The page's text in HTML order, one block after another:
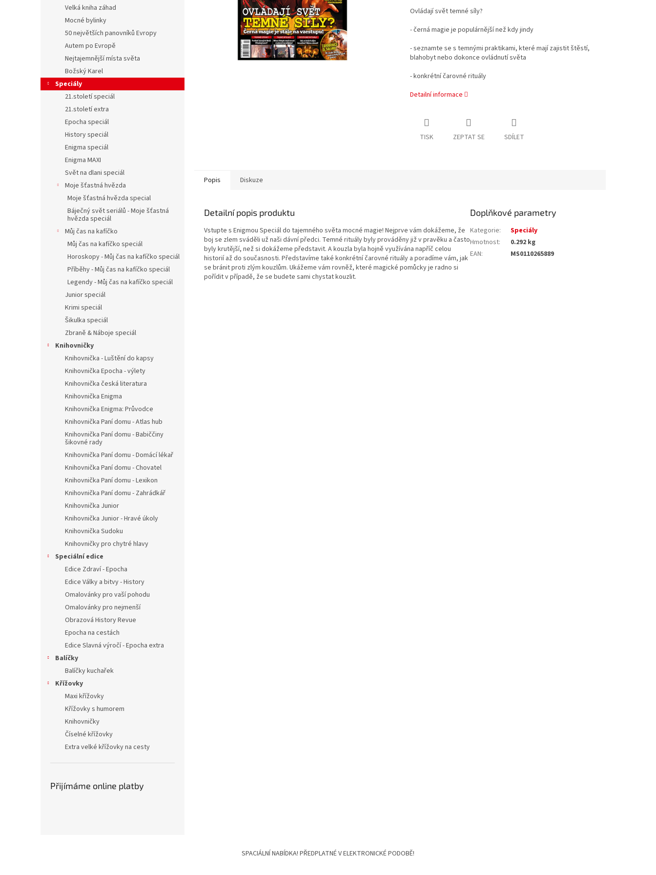
Velká kniha záhad
Mocné bylinky
50 největších panovníků Evropy
Autem po Evropě
Nejtajemnější místa světa
Božský Karel
Speciály
21.století speciál
21.století extra
Epocha speciál
History speciál
Enigma speciál
Enigma MAXI
Svět na dlani speciál
Moje šťastná hvězda
Moje šťastná hvězda special
Báječný svět seriálů - Moje šťastná
hvězda speciál
Můj čas na kafíčko
Můj čas na kafíčko speciál
Horoskopy - Můj čas na kafíčko speciál
Příběhy - Můj čas na kafíčko speciál
Legendy - Můj čas na kafíčko speciál
Junior speciál
Krimi speciál
Šikulka speciál
Zbraně & Náboje speciál
Knihovničky
Knihovnička - Luštění do kapsy
Knihovnička Epocha - výlety
Knihovnička česká literatura
Knihovnička Enigma
Knihovnička Enigma: Průvodce
Knihovnička Paní domu - Atlas hub
Knihovnička Paní domu - Babiččiny
šikovné rady
Knihovnička Paní domu - Domácí lékař
Knihovnička Paní domu - Chovatel
Knihovnička Paní domu - Lexikon
Knihovnička Paní domu - Zahrádkář
Knihovnička Junior
Knihovnička Junior - Hravé úkoly
Knihovnička Sudoku
Knihovničky pro chytré hlavy
Speciální edice
Edice Zdraví - Epocha
Edice Války a bitvy - History
Omalovánky pro vaší pohodu
Omalovánky pro nejmenší
Obrazová History Revue
Epocha na cestách
Edice Slavná výročí - Epocha extra
Balíčky
Balíčky kuchařek
Křížovky
Maxi křížovky
Křížovky s humorem
Knihovničky
Číselné křížovky
Extra velké křížovky na cesty
Přijímáme online platby
Ovládají svět temné síly?
- černá magie je populárnější než kdy jindy
- seznamte se s temnými praktikami, které mají zajistit štěstí,
blahobyt nebo dokonce ovládnutí světa
- konkrétní čarovné rituály
Detailní informace
TISK ZEPTAT SE SDÍLET
Popis Diskuze
Detailní popis produktu
Vstupte s Enigmou Speciál do tajemného světa mocné magie! Nejprve vám dokážeme, že
boj se zlem sváděli už naši dávní předci. Temné rituály byly prováděny již v pravěku a často
byly krutější, než si dokážeme představit. A kouzla byla hojně využívána napříč celou
historií až do současnosti. Představíme také konkrétní čarovné rituály a poradíme vám, jak
se bránit proti zlým kouzlům. Ukážeme vám rovněž, které magické pomůcky je radno si
pořídit v případě, že se budete sami chystat kouzlit.
Doplňkové parametry
Kategorie:
Speciály
Hmotnost:
0.292 kg
EAN: MS0110265889
SPACIÁLNÍ NABÍDKA! PŘEDPLATNÉ V ELEKTRONICKÉ PODOBĚ!